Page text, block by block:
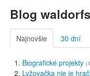
Blog
Najnovšie 30 dní
Biografické projekty
Lyžovačka nie je